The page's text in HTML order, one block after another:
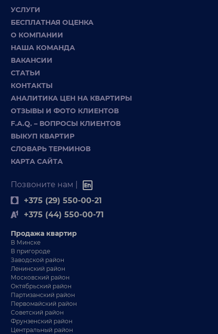
УСЛУГИ
БЕСПЛАТНАЯ ОЦЕНКА
О КОМПАНИИ
НАША КОМАНДА
ВАКАНСИИ
СТАТЬИ
КОНТАКТЫ
АНАЛИТИКА ЦЕН НА КВАРТИРЫ
ОТЗЫВЫ И ФОТО КЛИЕНТОВ
F.A.Q. – ВОПРОСЫ КЛИЕНТОВ
ВЫКУП КВАРТИР
СЛОВАРЬ ТЕРМИНОВ
КАРТА САЙТА
Позвоните нам |
+375 (29) 550-00-21
+375 (44) 550-00-71
Продажа квартир
В Минске
В пригороде
Заводской район
Ленинский район
Московский район
Октябрьский район
Партизанский район
Первомайский район
Советский район
Фрунзенский район
Центральный район